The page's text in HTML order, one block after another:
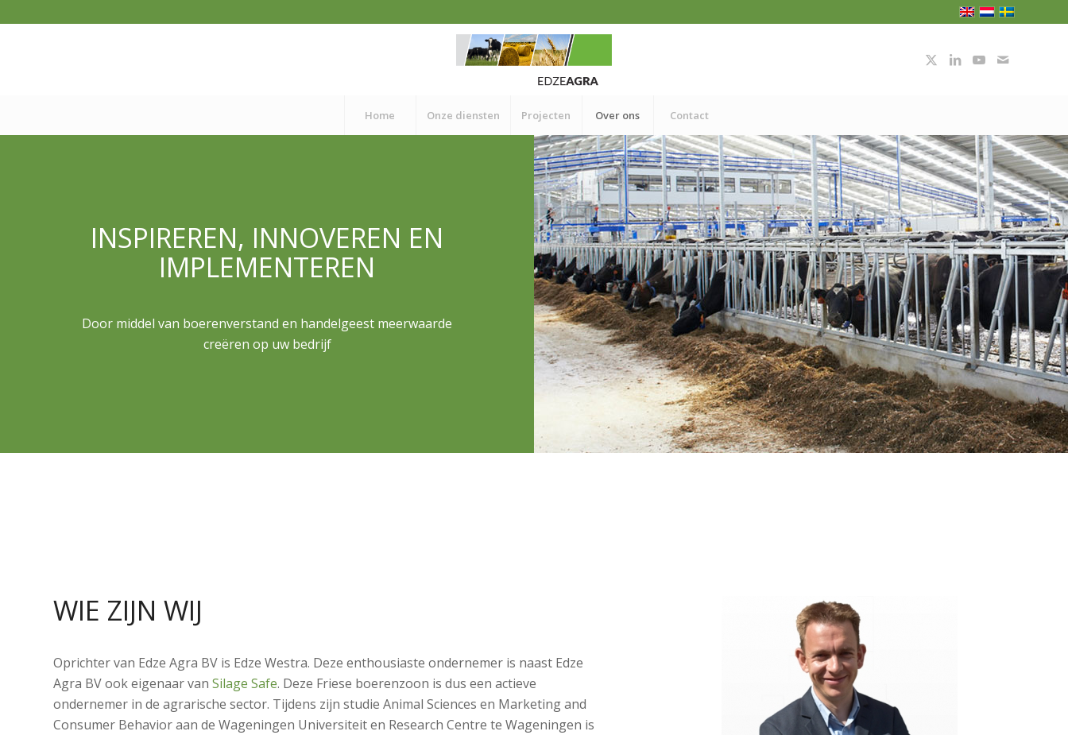
Home Onze diensten Projecten Over ons Contact
INSPIREREN, INNOVEREN EN
IMPLEMENTEREN
Door middel van boerenverstand en handelgeest meerwaarde
creëren op uw bedrijf
WIE ZIJN WIJ
Oprichter van Edze Agra BV is Edze Westra. Deze enthousiaste ondernemer is naast Edze
Agra BV ook eigenaar van Silage Safe. Deze Friese boerenzoon is dus een actieve
ondernemer in de agrarische sector. Tijdens zijn studie Animal Sciences en Marketing and
Consumer Behavior aan de Wageningen Universiteit en Research Centre te Wageningen is